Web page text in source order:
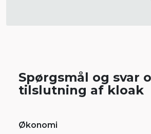
Spørgsmål og svar
tilslutning af kloak
Økonomi